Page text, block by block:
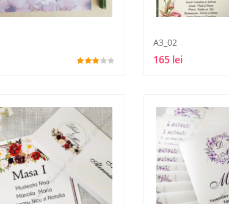
A3_02
165 lei